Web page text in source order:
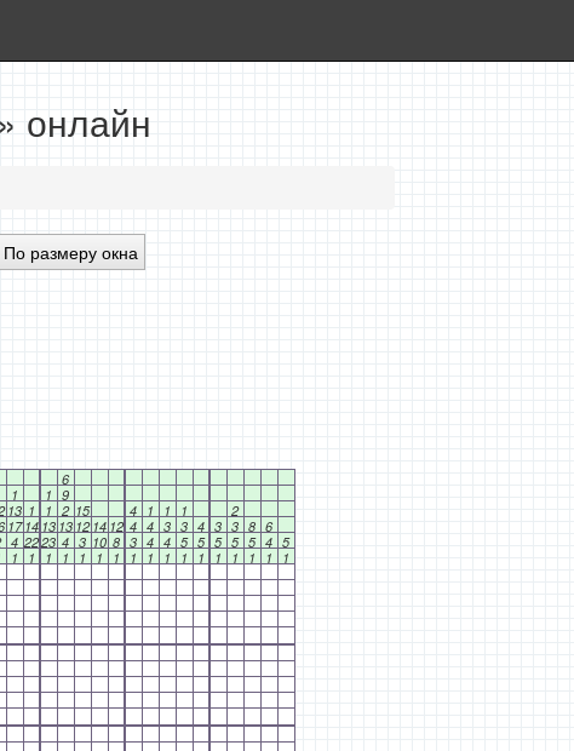
онлайн
По размеру окна
6
1 1 9
13 1 1 2 15 4 1 1 1
2
17 14 13 13 12 14 12 4 4 3 3 4 3 3 8 6
4 2223 4 3 10 8 3 4 4 5 5 5 5 5 4 5
1 1 1 1 1 1 1 1 1 1 1 1 1 1 1 1
1